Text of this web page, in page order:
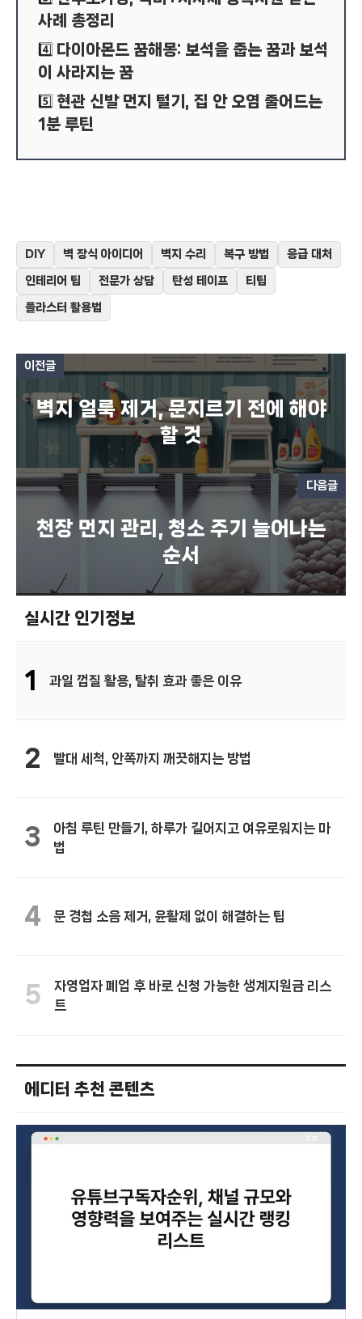
사례 총정리
4️⃣ 다이아몬드 꿈해몽: 보석을 줍는 꿈과 보석
이 사라지는 꿈
5️⃣ 현관 신발 먼지 털기, 집 안 오염 줄어드는
1분 루틴
DIY 벽 장식 아이디어 벽지 수리 복구 방법 응급 대처
인테리어 팁 전문가 상담 탄성 테이프 티팁
플라스터 활용법
이전글
벽지 얼룩 제거, 문지르기 전에 해야
할 것
다음글
천장 먼지 관리, 청소 주기 늘어나는
순서
실시간 인기정보
1 과일 껍질 활용, 탈취 효과 좋은 이유
2 빨대 세척, 안쪽까지 깨끗해지는 방법
3
아침 루틴 만들기, 하루가 길어지고 여유로워지는 마
법
4 문 경첩 소음 제거, 윤활제 없이 해결하는 팁
5
자영업자 폐업 후 바로 신청 가능한 생계지원금 리스
트
에디터 추천 콘텐츠